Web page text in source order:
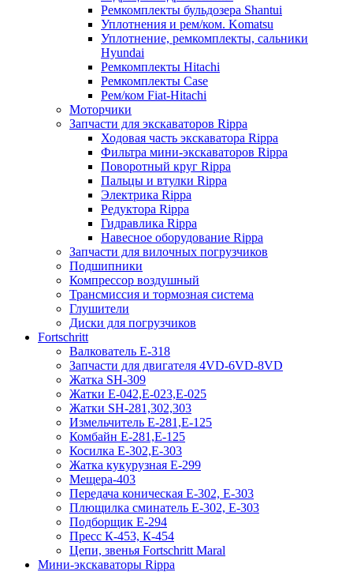
Ремкомплекты бульдозера Shantui
Уплотнения и рем/ком. Komatsu
Уплотнение, ремкомплекты, сальники
Hyundai
Ремкомплекты Hitachi
Ремкомплекты Case
Рем/ком Fiat-Hitachi
Моторчики
Запчасти для экскаваторов Rippa
Ходовая часть экскаватора Rippa
Фильтра мини-экскаваторов Rippa
Поворотный круг Rippa
Пальцы и втулки Rippa
Электрика Rippa
Редуктора Rippa
Гидравлика Rippa
Навесное оборудование Rippa
Запчасти для вилочных погрузчиков
Подшипники
Компрессор воздушный
Трансмиссия и тормозная система
Глушители
Диски для погрузчиков
Fortschritt
Валкователь Е-318
Запчасти для двигателя 4VD-6VD-8VD
Жатка SH-309
Жатки Е-042,Е-023,Е-025
Жатки SH-281,302,303
Измельчитель Е-281,Е-125
Комбайн Е-281,Е-125
Косилка Е-302,Е-303
Жатка кукурузная Е-299
Мещера-403
Передача коническая Е-302, Е-303
Плющилка сминатель Е-302, Е-303
Подборщик Е-294
Пресс К-453, К-454
Цепи, звенья Fortschritt Maral
Мини-экскаваторы Rippa